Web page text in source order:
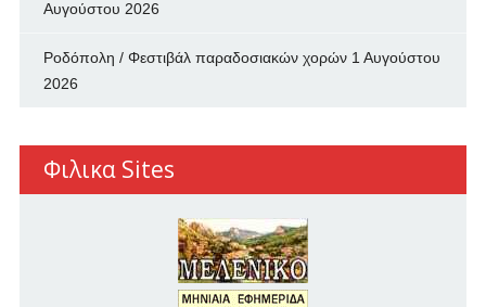
Αυγούστου 2026
Ροδόπολη / Φεστιβάλ παραδοσιακών χορών 1 Αυγούστου
2026
Φιλικα Sites